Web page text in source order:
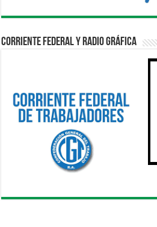
Corriente Federal y Radio Gráfica